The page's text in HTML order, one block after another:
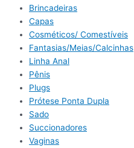
Brincadeiras
Capas
Cosméticos/ Comestíveis
Fantasias/Meias/Calcinhas
Linha Anal
Pênis
Plugs
Prótese Ponta Dupla
Sado
Succionadores
Vaginas